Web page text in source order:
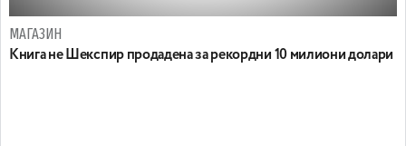
МАГАЗИН
Книга не Шекспир продадена за рекордни 10 милиони долари